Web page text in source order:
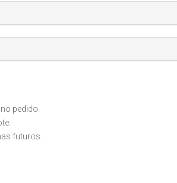
pedido.
futuros.